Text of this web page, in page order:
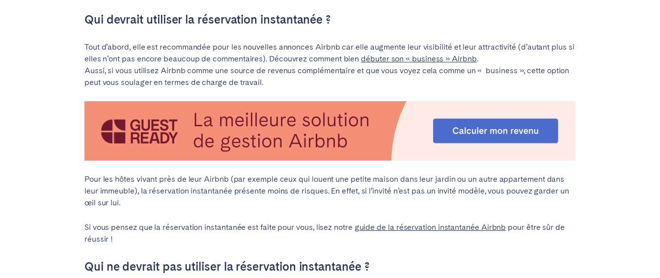
Qui devrait utiliser la réservation instantanée ?
Tout d’abord, elle est recommandée pour les nouvelles annonces Airbnb car elle augmente leur visibilité et leur attractivité (d’autant plus si
elles n’ont pas encore beaucoup de commentaires). Découvrez comment biendébuter son « business » Airbnb.
Aussi, si vous utilisez Airbnb comme une source de revenus complémentaire et que vous voyez cela comme un « business », cette option
peut vous soulager en termes de charge de travail.
Pour les hôtes vivant près de leur Airbnb (par exemple ceux qui louent une petite maison dans leur jardin ou un autre appartement dans
leur immeuble), la réservation instantanée présente moins de risques. En effet, si l’invité n’est pas un invité modèle, vous pouvez garder un
œil sur lui.
Si vous pensez que la réservation instantanée est faite pour vous, lisez notre guide de la réservation instantanée Airbnb pour être sûr de
réussir !
Qui ne devrait pas utiliser la réservation instantanée ?
MADÈRE
Ponta Delgada
English
Français
Español
Português